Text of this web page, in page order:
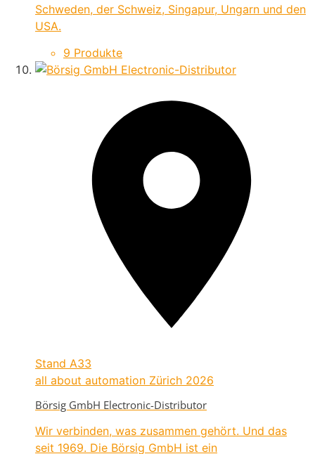
Schweden, der Schweiz, Singapur, Ungarn und den
USA.
9 Produkte
Stand A33
all about automation Zürich 2026
Börsig GmbH Electronic-Distributor
Wir verbinden, was zusammen gehört. Und das
seit 1969. Die Börsig GmbH ist ein